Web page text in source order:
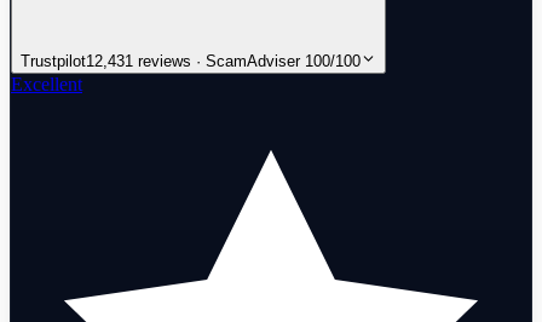
Trustpilot12,431 reviews · ScamAdviser 100/100
Excellent